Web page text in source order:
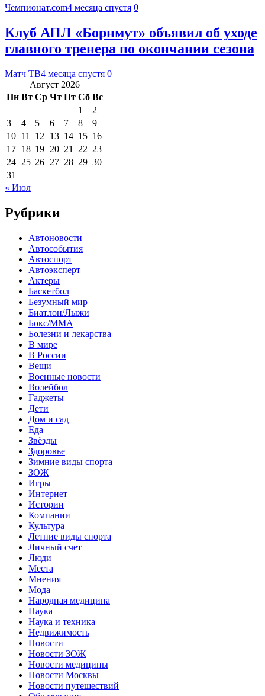
Чемпионат.com4 месяца спустя 0
Клуб АПЛ «Борнмут» объявил об уходе
главного тренера по окончании сезона
Матч ТВ4 месяца спустя 0
Август 2026
Пн Вт Ср Чт Пт Сб Вс
1
2
3
4 5 6 7 8
9
10 11 12 13 14 15 16
17 18 19 20 21 22 23
24 25 26 27 28 29 30
31
« Июл
Рубрики
Автоновости
Автособытия
Автоспорт
Автоэксперт
Актеры
Баскетбол
Безумный мир
Биатлон/Лыжи
Бокс/MMA
Болезни и лекарства
В мире
В России
Вещи
Военные новости
Волейбол
Гаджеты
Дети
Дом и сад
Еда
Звёзды
Здоровье
Зимние виды спорта
ЗОЖ
Игры
Интернет
Истории
Компании
Культура
Летние виды спорта
Личный счет
Люди
Места
Мнения
Мода
Народная медицина
Наука
Наука и техника
Недвижимость
Новости
Новости ЗОЖ
Новости медицины
Новости Москвы
Новости путешествий